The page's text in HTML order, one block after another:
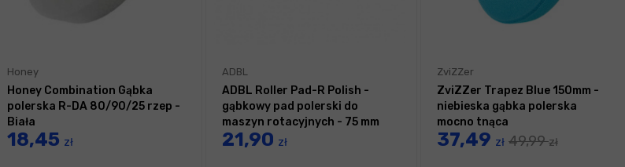
Honey
Honey Combination Gąbka
polerska R-DA 80/90/25 rzep -
Biała
18,45 zł
ADBL
ADBL Roller Pad-R Polish -
gąbkowy pad polerski do
maszyn rotacyjnych - 75 mm
21,90 zł
ZviZZer
ZviZZer Trapez Blue 150mm -
niebieska gąbka polerska
mocno tnąca
37,49 zł 49,99zł